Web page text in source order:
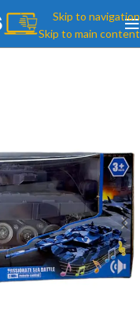
Skip to navigation
Skip to main content